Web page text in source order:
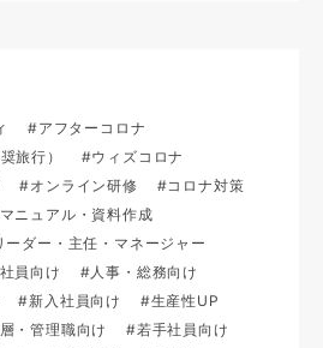
#アフターコロナ
旅行）
#ウィズコロナ
#オンライン研修
#コロナ対策
ニュアル・資料作成
ーダー・主任・マネージャー
員向け
#人事・総務向け
#新入社員向け
#生産性UP
・管理職向け
#若手社員向け